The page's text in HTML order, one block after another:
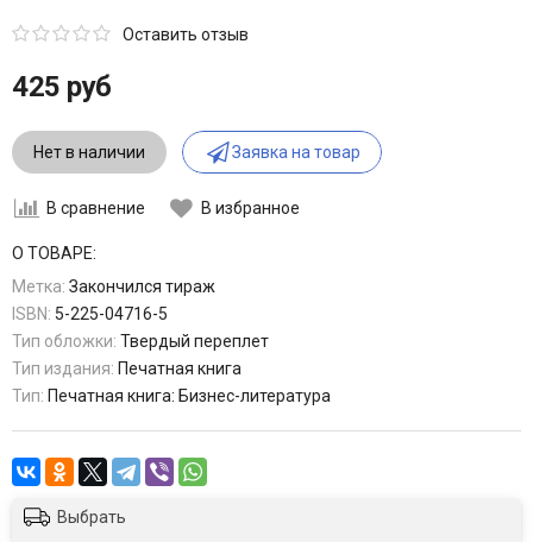
Оставить отзыв
425 руб
Нет в наличии Заявка на товар
В сравнение В избранное
О ТОВАРЕ:
Метка: Закончился тираж
ISBN: 5-225-04716-5
Тип обложки: Твердый переплет
Тип издания: Печатная книга
Тип: Печатная книга: Бизнес-литература
Выбрать